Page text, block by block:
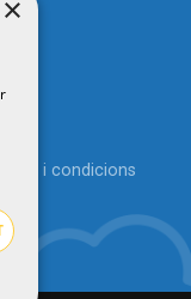
i condicions
×